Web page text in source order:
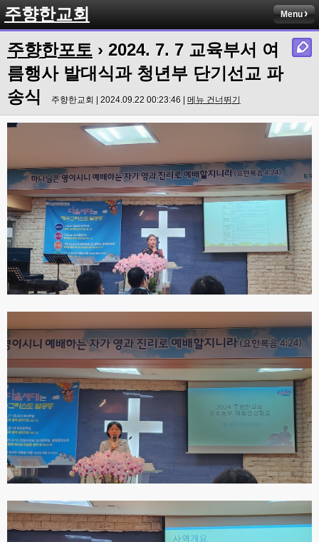
주향한교회 Menu
주향한포토 › 2024. 7. 7 교육부서 여
름행사 발대식과 청년부 단기선교 파
송식
주향한교회 | 2024.09.22 00:23:46 | 메뉴 건너뛰기